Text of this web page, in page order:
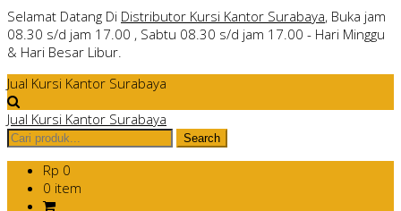
Selamat Datang Di Distributor Kursi Kantor Surabaya, Buka jam
08.30 s/d jam 17.00 , Sabtu 08.30 s/d jam 17.00 - Hari Minggu
& Hari Besar Libur.
Jual Kursi Kantor Surabaya
Jual Kursi Kantor Surabaya
Rp 0
0 item